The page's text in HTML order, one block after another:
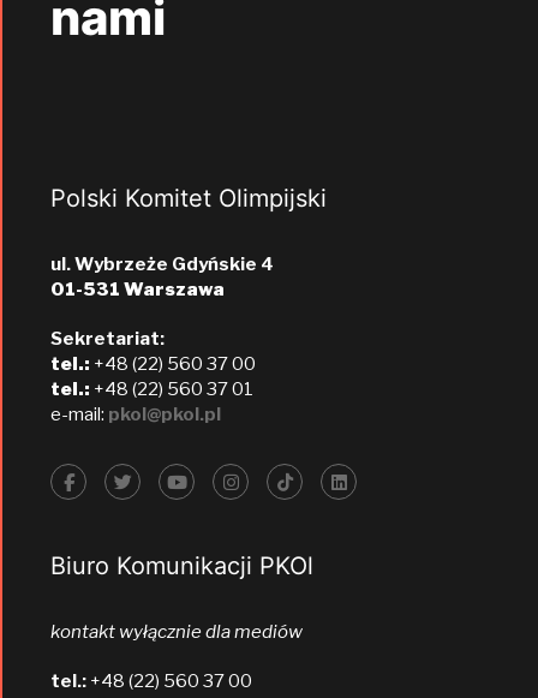
nami
Polski Komitet Olimpijski
ul. Wybrzeże Gdyńskie 4
01-531 Warszawa
Sekretariat:
tel.: +48 (22) 560 37 00
tel.: +48 (22) 560 37 01
e-mail: pkol@pkol.pl
Biuro Komunikacji PKOl
kontakt wyłącznie dla mediów
tel.: +48 (22) 560 37 00